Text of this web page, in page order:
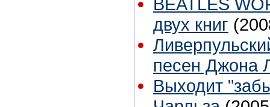
BEATLES
двух книг
песен Джона
Выходит